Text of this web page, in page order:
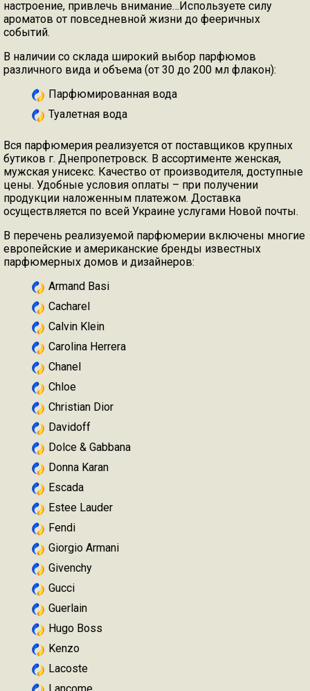
настроение, привлечь внимание…Используете силу
ароматов от повседневной жизни до фееричных
событий.
В наличии со склада широкий выбор парфюмов
различного вида и объема (от 30 до 200 мл флакон):
Парфюмированная вода
Туалетная вода
Вся парфюмерия реализуется от поставщиков крупных
бутиков г. Днепропетровск. В ассортименте женская,
мужская унисекс. Качество от производителя, доступные
цены. Удобные условия оплаты – при получении
продукции наложенным платежом. Доставка
осуществляется по всей Украине услугами Новой почты.
В перечень реализуемой парфюмерии включены многие
европейские и американские бренды известных
парфюмерных домов и дизайнеров:
Armand Basi
Cacharel
Calvin Klein
Carolina Herrera
Chanel
Chloe
Christian Dior
Davidoff
Dolce & Gabbana
Donna Karan
Escada
Estee Lauder
Fendi
Giorgio Armani
Givenchy
Gucci
Guerlain
Hugo Boss
Kenzo
Lacoste
Lancome